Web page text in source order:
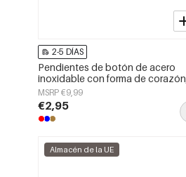
2-5 DÍAS
Pendientes de botón de acero
inoxidable con forma de corazón,
sencillos, de la serie Daily Simple,
joyería para mujer.
MSRP €9,99
€2,95
Almacén de la UE